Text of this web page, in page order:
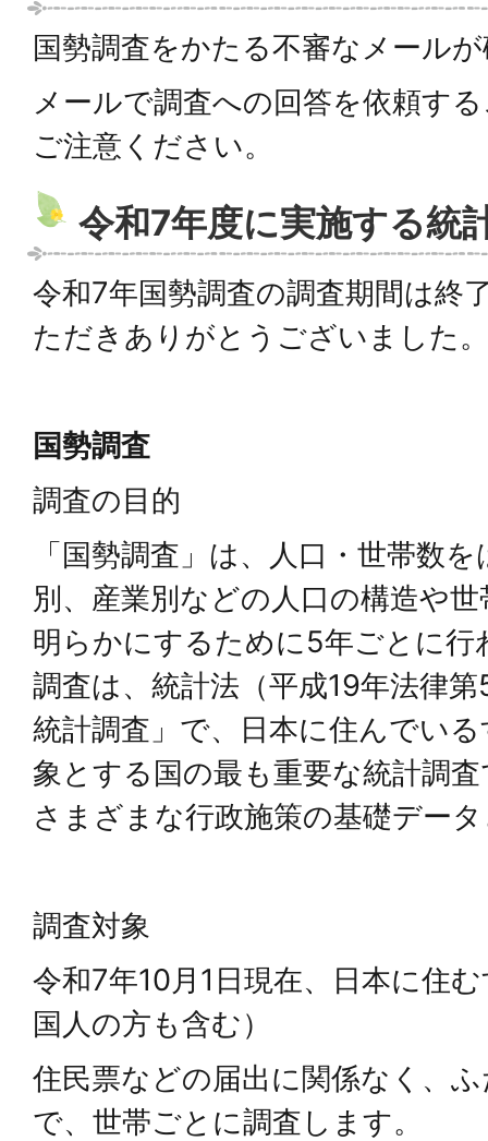
国勢調査をかたる不審なメール
メールで調査への回答を依頼す
ご注意ください。
令和7年度に実施する統
令和7年国勢調査の調査期間は終
ただきありがとうございました。
国勢調査
調査の目的
「国勢調査」は、人口・世帯数
別、産業別などの人口の構造や
明らかにするために5年ごとに行
調査は、統計法（平成19年法律
統計調査」で、日本に住んでい
象とする国の最も重要な統計調
さまざまな行政施策の基礎デー
調査対象
令和7年10月1日現在、日本に住
国人の方も含む）
住民票などの届出に関係なく、
で、世帯ごとに調査します。